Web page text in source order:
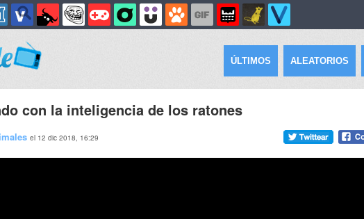
ÚLTIMOS ALEATORIOS
con la inteligencia de los ratones
el 12 dic 2018, 16:29